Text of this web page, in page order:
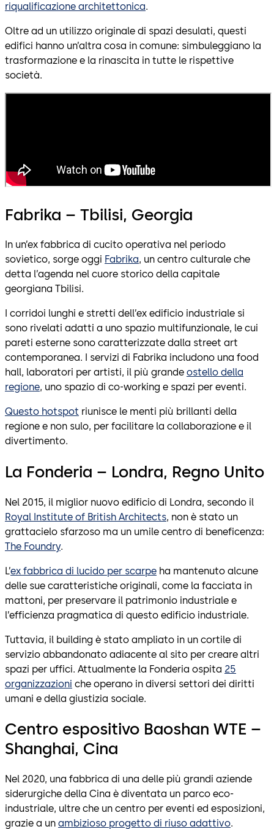
riqualificazione architettonica.
Oltre ad un utilizzo originale di spazi desulati, questi
edifici hanno un’altra cosa in comune: simbuleggiano la
trasformazione e la rinascita in tutte le rispettive
società.
Fabrika – Tbilisi, Georgia
In un’ex fabbrica di cucito operativa nel periodo
sovietico, sorge oggi Fabrika, un centro culturale che
detta l’agenda nel cuore storico della capitale
georgiana Tbilisi.
I corridoi lunghi e stretti dell’ex edificio industriale si
sono rivelati adatti a uno spazio multifunzionale, le cui
pareti esterne sono caratterizzate dalla street art
contemporanea. I servizi di Fabrika includono una food
hall, laboratori per artisti, il più grande ostello della
regione, uno spazio di co-working e spazi per eventi.
Questo hotspot riunisce le menti più brillanti della
regione e non sulo, per facilitare la collaborazione e il
divertimento.
La Fonderia – Londra, Regno Unito
Nel 2015, il miglior nuovo edificio di Londra, secondo il
Royal Institute of British Architects, non è stato un
grattacielo sfarzoso ma un umile centro di beneficenza:
The Foundry.
L’ex fabbrica di lucido per scarpe ha mantenuto alcune
delle sue caratteristiche originali, come la facciata in
mattoni, per preservare il patrimonio industriale e
l’efficienza pragmatica di questo edificio industriale.
Tuttavia, il building è stato ampliato in un cortile di
servizio abbandonato adiacente al sito per creare altri
spazi per uffici. Attualmente la Fonderia ospita 25
organizzazioni che operano in diversi settori dei diritti
umani e della giustizia sociale.
Centro espositivo Baoshan WTE –
Shanghai, Cina
Nel 2020, una fabbrica di una delle più grandi aziende
siderurgiche della Cina è diventata un parco eco-
industriale, ultre che un centro per eventi ed esposizioni,
grazie a un ambizioso progetto di riuso adattivo.